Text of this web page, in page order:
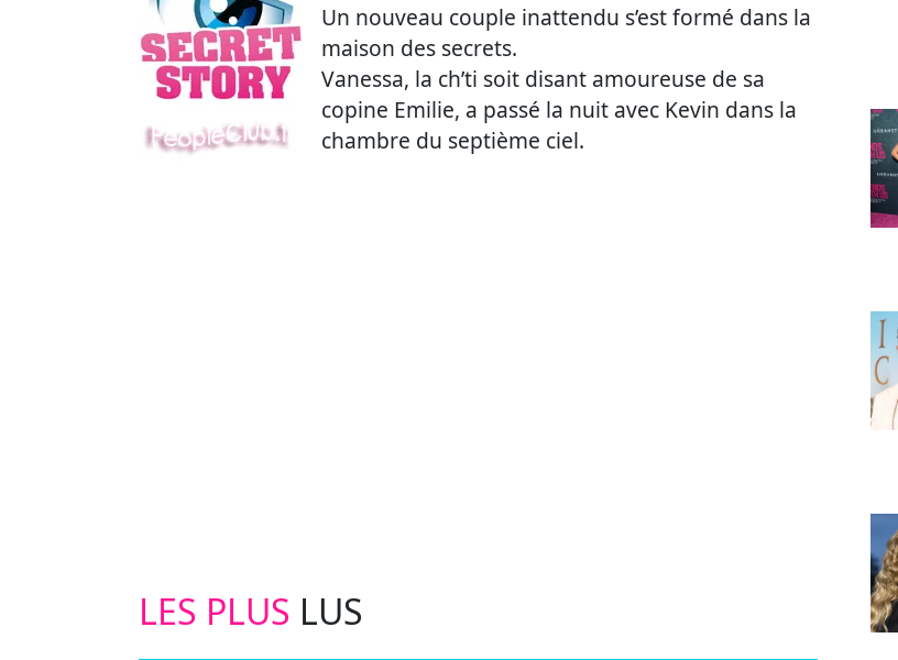
Un nouveau couple inattendu s’est formé dans la
maison des secrets.
Vanessa, la ch’ti soit disant amoureuse de sa
copine Emilie, a passé la nuit avec Kevin dans la
chambre du septième ciel.
LES PLUS LUS